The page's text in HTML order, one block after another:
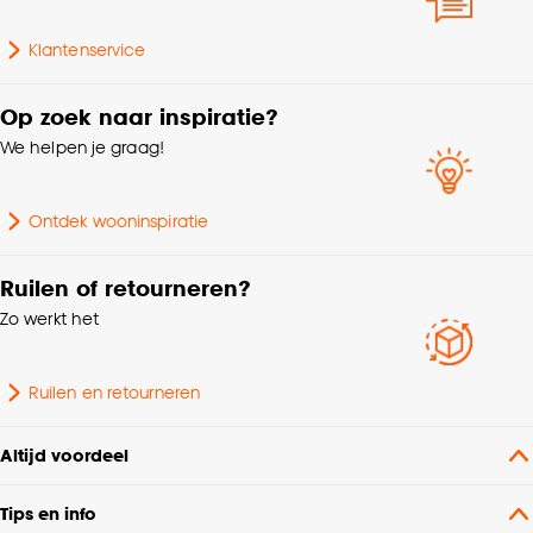
Goed om te weten is dat je deze keuze altijd nog
cookieverklaring
Klantenservice
Op zoek naar inspiratie?
We helpen je graag!
Ontdek wooninspiratie
Ruilen of retourneren?
Zo werkt het
Ruilen en retourneren
Altijd voordeel
Tips en info